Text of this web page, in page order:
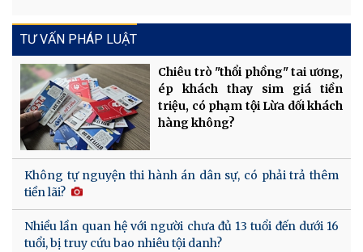
TƯ VẤN PHÁP LUẬT
Chiêu trò "thổi phồng" tai ương,
ép khách thay sim giá tiền
triệu, có phạm tội Lừa dối khách
hàng không?
Không tự nguyện thi hành án dân sự, có phải trả thêm
tiền lãi?
Nhiều lần quan hệ với người chưa đủ 13 tuổi đến dưới 16
tuổi, bị truy cứu bao nhiêu tội danh?